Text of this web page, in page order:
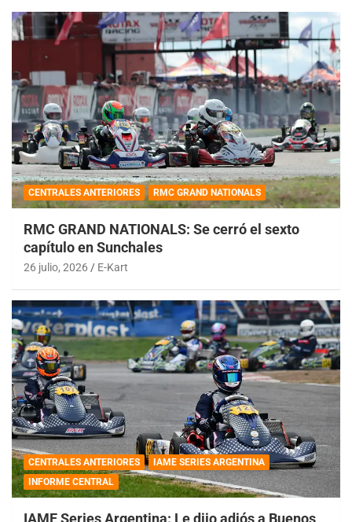
CENTRALES ANTERIORES RMC GRAND NATIONALS
RMC GRAND NATIONALS: Se cerró el sexto
capítulo en Sunchales
26 julio, 2026 E-Kart
CENTRALES ANTERIORES
IAME SERIES ARGENTINA
INFORME CENTRAL
IAME Series Argentina: Le dijo adiós a Buenos